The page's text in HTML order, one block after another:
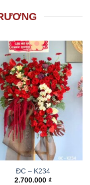
ĐC – K234
2.700.000 ₫